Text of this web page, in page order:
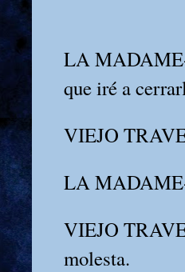
LA
que iré a
VIEJO
LA
VIEJO
molesta.